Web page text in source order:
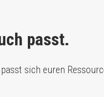
passt.
sich euren